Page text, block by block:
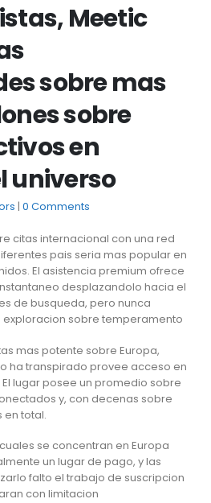
Meetic
sobre mas
sobre
en
universo
0 Comments
citas internacional con una red
pais seri­a mas popular en
El asistencia premium ofrece
desplazandolo hacia el
de busqueda, pero nunca
sobre temperamento
mas potente sobre Europa,
ha transpirado provee acceso en
lugar posee un promedio sobre
y, con decenas sobre
en total.
se concentran en Europa
un lugar de pago, y las
falto el trabajo de suscripcion
con limitacion